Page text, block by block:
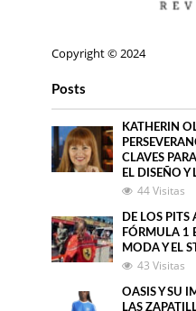
Copyright © 2024
Posts
KATHERIN
CLAVES
EL DISEÑO Y
44 Visitas
DE LOS
FÓRMULA 1
MODA Y EL
43 Visitas
OASIS Y SU
LAS